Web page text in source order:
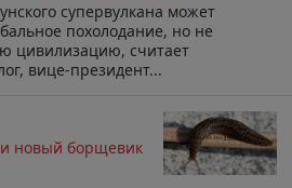
супервулкана может
похолодание, но не
цивилизацию, считает
вице-президент...
новый борщевик